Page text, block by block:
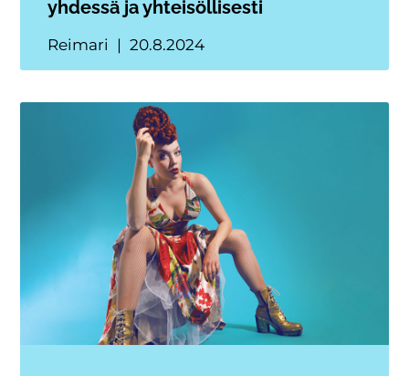
yhdessä ja yhteisöllisesti
Reimari 20.8.2024